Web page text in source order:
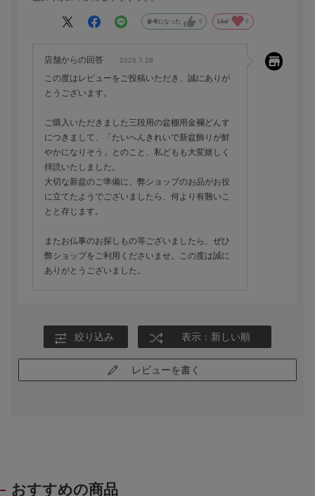
参考になった 0 Like! 0
店舗からの回答 2026.7.28
この度はレビューをご投稿いただき、誠にありが
とうございます。
ご購入いただきました三段用の盆棚用金襴どんす
につきまして、「たいへんきれいで新盆飾りが鮮
やかになりそう」とのこと、私どもも大変嬉しく
拝読いたしました。
大切な新盆のご準備に、弊ショップのお品がお役
に立てたようでございましたら、何より有難いこ
とと存じます。
またお仏事のお探しもの等ございましたら、ぜひ
弊ショップをご利用くださいませ。この度は誠に
ありがとうございました。
絞り込み 表示：新しい順
レビューを書く
おすすめの商品